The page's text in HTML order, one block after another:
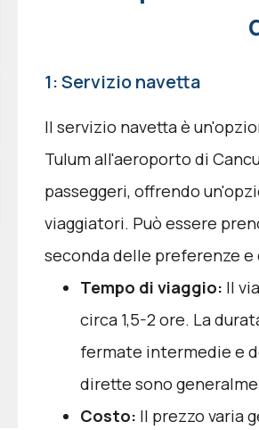
1: Servizio navetta
Il servizio navetta è
Tulum all'aeroporto di
passeggeri, offrendo
viaggiatori. Può essere
seconda delle preferenze e
Tempo di viaggio: Il
circa 1,5-2 ore. La
fermate intermedie e
dirette sono
Costo: Il prezzo varia